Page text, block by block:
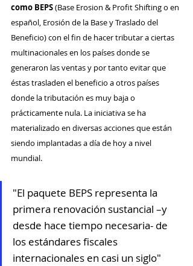
como BEPS (Base Erosion & Profit Shifting o en
español, Erosión de la Base y Traslado del
Beneficio) con el fin de hacer tributar a ciertas
multinacionales en los países donde se
generaron las ventas y por tanto evitar que
éstas trasladen el beneficio a otros países
donde la tributación es muy baja o
prácticamente nula. La iniciativa se ha
materializado en diversas acciones que están
siendo implantadas a día de hoy a nivel
mundial.
"El paquete BEPS representa la
primera renovación sustancial –y
desde hace tiempo necesaria- de
los estándares fiscales
internacionales en casi un siglo"